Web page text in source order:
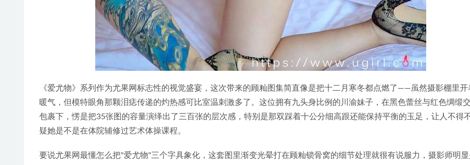
《爱尤物》系列作为尤果网标志性的视觉盛宴，这次带来的顾籼图集简直像是把十二月寒冬都点燃了——虽然摄影棚里开
暖气，但模特眼角那颗泪痣传递的灼热感可比室温刺激多了。这位拥有九头身比例的川渝妹子，在黑色蕾丝与红色绸缎
包裹下，愣是把35张图的容量演绎出了三百张的层次感，特别是那双踩着十公分细高跟还能保持平衡的玉足，让人不得
疑她是不是在体院辅修过艺术体操课程。
要说尤果网最懂怎么把"爱尤物"三个字具象化，这套图里渐变光晕打在顾籼锁骨窝的细节处理就很有说服力，摄影师明显